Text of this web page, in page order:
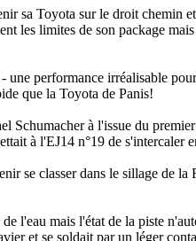
sa Toyota sur le droit chemin
les limites de son package
performance irréalisable
que la Toyota de Panis!
Schumacher à l'issue du
à l'EJ14 n°19 de s'intercaler
se classer dans le sillage de
l'eau mais l'état de la piste
et se soldait par un léger